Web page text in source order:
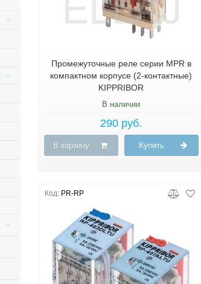
Промежуточные реле серии MPR в
компактном корпусе (2-контактные)
KIPPRIBOR
В наличии
290 руб.
В корзину Купить
Код: PR-RP